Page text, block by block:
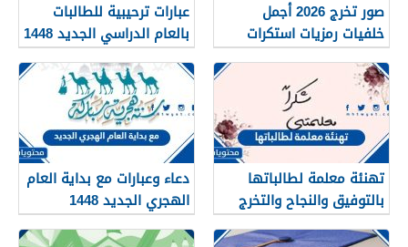
صور تخرج 2026 أجمل
خلفيات رمزيات استكرات
مبروك التخرج 1448
عبارات ترحيبية للطالبات
بالعام الدراسي الجديد 1448
بالصور
تهنئة معلمة لطالباتها
بالتوفيق والنجاح والتخرج
2026
دعاء وعبارات مع بداية العام
الهجري الجديد 1448